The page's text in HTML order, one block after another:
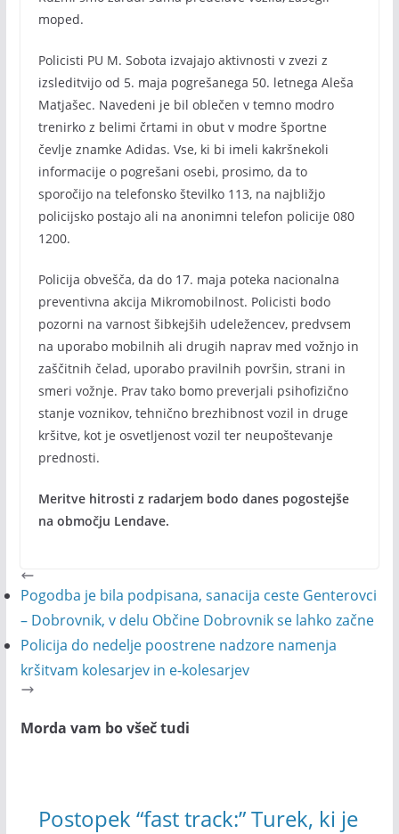
moped.
Policisti PU M. Sobota izvajajo aktivnosti v zvezi z
izsleditvijo od 5. maja pogrešanega 50. letnega Aleša
Matjašec. Navedeni je bil oblečen v temno modro
trenirko z belimi črtami in obut v modre športne
čevlje znamke Adidas. Vse, ki bi imeli kakršnekoli
informacije o pogrešani osebi, prosimo, da to
sporočijo na telefonsko številko 113, na najbližjo
policijsko postajo ali na anonimni telefon policije 080
1200.
Policija obvešča, da do 17. maja poteka nacionalna
preventivna akcija Mikromobilnost. Policisti bodo
pozorni na varnost šibkejših udeležencev, predvsem
na uporabo mobilnih ali drugih naprav med vožnjo in
zaščitnih čelad, uporabo pravilnih površin, strani in
smeri vožnje. Prav tako bomo preverjali psihofizično
stanje voznikov, tehnično brezhibnost vozil in druge
kršitve, kot je osvetljenost vozil ter neupoštevanje
prednosti.
Meritve hitrosti z radarjem bodo danes pogostejše
na območju Lendave.
Pogodba je bila podpisana, sanacija ceste Genterovci
– Dobrovnik, v delu Občine Dobrovnik se lahko začne
Policija do nedelje poostrene nadzore namenja
kršitvam kolesarjev in e-kolesarjev
Morda vam bo všeč tudi
Postopek “fast track:” Turek, ki je